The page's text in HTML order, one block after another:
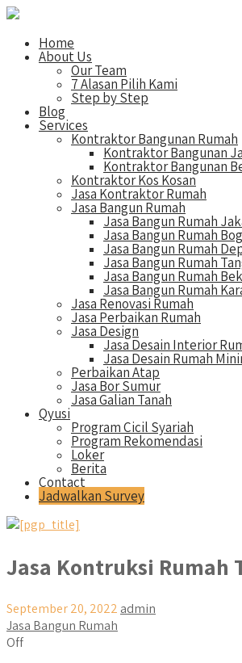
Home
About Us
Our Team
7 Alasan Pilih Kami
Step by Step
Blog
Services
Kontraktor Bangunan Rumah
Kontraktor Bangunan
Kontraktor Bangunan
Kontraktor Kos Kosan
Jasa Kontraktor Rumah
Jasa Bangun Rumah
Jasa Bangun Rumah
Jasa Bangun Rumah
Jasa Bangun Rumah
Jasa Bangun Rumah
Jasa Bangun Rumah
Jasa Bangun Rumah
Jasa Renovasi Rumah
Jasa Perbaikan Rumah
Jasa Design
Jasa Desain Interior
Jasa Desain Rumah
Perbaikan Atap
Jasa Bor Sumur
Jasa Galian Tanah
Qyusi
Program Cicil Syariah
Program Rekomendasi
Loker
Berita
Contact
Jadwalkan Survey
Jasa Kontruksi Rumah
September 20, 2022 admin
Jasa Bangun Rumah
Off